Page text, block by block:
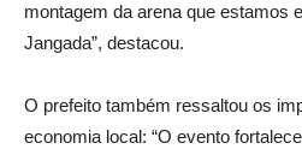
montagem da arena que estamos
Jangada”, destacou.
O prefeito também ressaltou os
economia local: “O evento